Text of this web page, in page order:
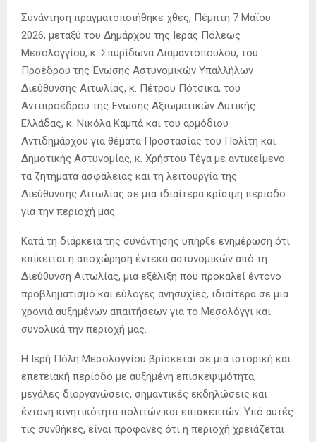
Συνάντηση πραγματοποιήθηκε χθες, Πέμπτη 7 Μαΐου
2026, μεταξύ του Δημάρχου της Ιεράς Πόλεως
Μεσολογγίου, κ. Σπυρίδωνα Διαμαντόπουλου, του
Προέδρου της Ένωσης Αστυνομικών Υπαλλήλων
Διεύθυνσης Αιτωλίας, κ. Πέτρου Πότσικα, του
Αντιπροέδρου της Ένωσης Αξιωματικών Δυτικής
Ελλάδας, κ. Νικόλα Καμπά και του αρμόδιου
Αντιδημάρχου για θέματα Προστασίας του Πολίτη και
Δημοτικής Αστυνομίας, κ. Χρήστου Τέγα με αντικείμενο
τα ζητήματα ασφάλειας και τη λειτουργία της
Διεύθυνσης Αιτωλίας σε μια ιδιαίτερα κρίσιμη περίοδο
για την περιοχή μας.
Κατά τη διάρκεια της συνάντησης υπήρξε ενημέρωση ότι
επίκειται η αποχώρηση έντεκα αστυνομικών από τη
Διεύθυνση Αιτωλίας, μια εξέλιξη που προκαλεί έντονο
προβληματισμό και εύλογες ανησυχίες, ιδιαίτερα σε μια
χρονιά αυξημένων απαιτήσεων για το Μεσολόγγι και
συνολικά την περιοχή μας.
Η Ιερή Πόλη Μεσολογγίου βρίσκεται σε μια ιστορική και
επετειακή περίοδο με αυξημένη επισκεψιμότητα,
μεγάλες διοργανώσεις, σημαντικές εκδηλώσεις και
έντονη κινητικότητα πολιτών και επισκεπτών. Υπό αυτές
τις συνθήκες, είναι προφανές ότι η περιοχή χρειάζεται